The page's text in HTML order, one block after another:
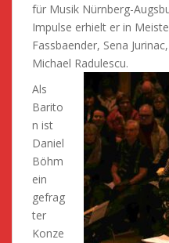
für Musik Nürnberg-
Impulse erhielt er in
Fassbaender, Sena
Michael Radulescu.
Als
Barito
n ist
Daniel
Böhm
ein
gefrag
ter
Konze